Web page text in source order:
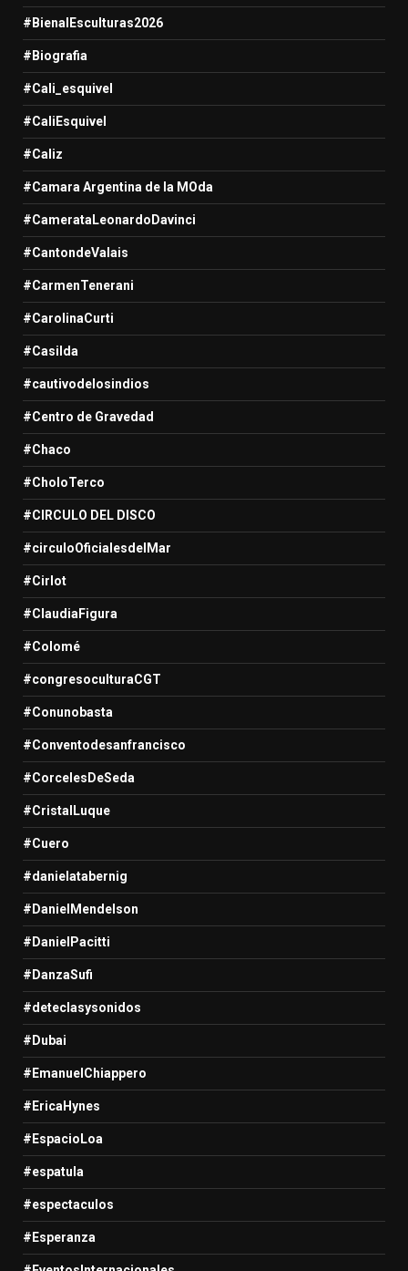
#BienalEsculturas2026
#Biografia
#Cali_esquivel
#CaliEsquivel
#Caliz
#Camara Argentina de la MOda
#CamerataLeonardoDavinci
#CantondeValais
#CarmenTenerani
#CarolinaCurti
#Casilda
#cautivodelosindios
#Centro de Gravedad
#Chaco
#CholoTerco
#CIRCULO DEL DISCO
#circuloOficialesdelMar
#Cirlot
#ClaudiaFigura
#Colomé
#congresoculturaCGT
#Conunobasta
#Conventodesanfrancisco
#CorcelesDeSeda
#CristalLuque
#Cuero
#danielatabernig
#DanielMendelson
#DanielPacitti
#DanzaSufi
#deteclasysonidos
#Dubai
#EmanuelChiappero
#EricaHynes
#EspacioLoa
#espatula
#espectaculos
#Esperanza